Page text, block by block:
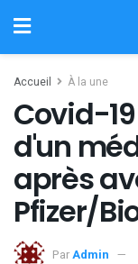
Accueil À la une
Covid-
d'un
après
Pfizer/
ParAdmin